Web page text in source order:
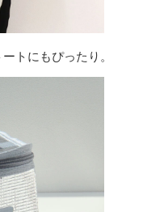
トにもぴったり。